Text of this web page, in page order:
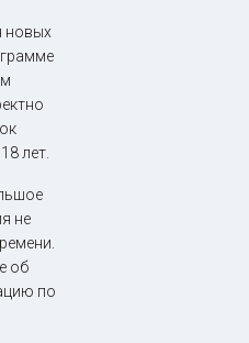
новых
лет.
не
об
по